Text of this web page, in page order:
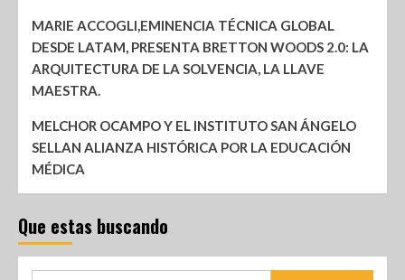
MARIE ACCOGLI,EMINENCIA TÉCNICA GLOBAL
DESDE LATAM, PRESENTA BRETTON WOODS 2.0: LA
ARQUITECTURA DE LA SOLVENCIA, LA LLAVE
MAESTRA.
MELCHOR OCAMPO Y EL INSTITUTO SAN ÁNGELO
SELLAN ALIANZA HISTÓRICA POR LA EDUCACIÓN
MÉDICA
Que estas buscando